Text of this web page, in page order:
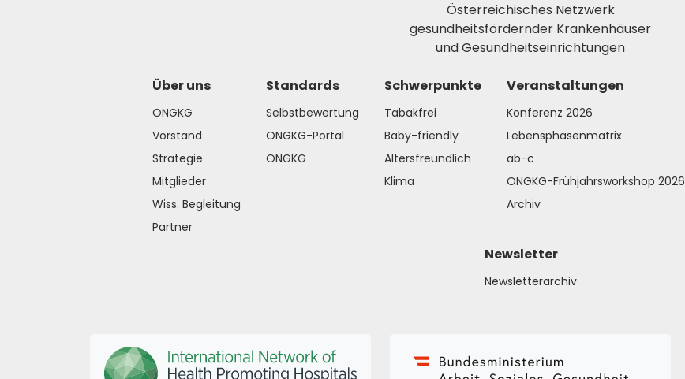
Österreichisches Netzwerk
gesundheitsfördernder Krankenhäuser
und Gesundheitseinrichtungen
Über uns
ONGKG
Vorstand
Strategie
Mitglieder
Wiss. Begleitung
Partner
Standards
Selbstbewertung
ONGKG-Portal
ONGKG
Schwerpunkte
Tabakfrei
Baby-friendly
Altersfreundlich
Klima
Veranstaltungen
Konferenz 2026
Lebensphasenmatrix
ab-c
ONGKG-Frühjahrsworkshop 2026
Archiv
Newsletter
Newsletterarchiv